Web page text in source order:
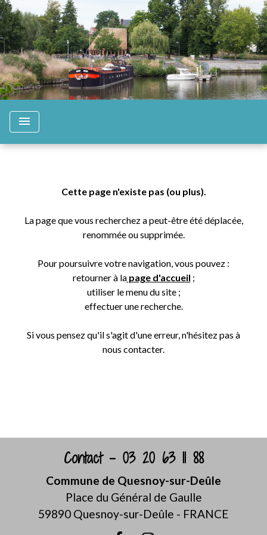
menu
Cette page n'existe pas (ou plus).
La page que vous recherchez a peut-être été déplacée,
renommée ou supprimée.
Pour poursuivre votre navigation, vous pouvez :
retourner à la page d'accueil ;
utiliser le menu du site ;
effectuer une recherche.
Si vous pensez qu'il s'agit d'une erreur, n'hésitez pas à
nous contacter.
Contact - 03 20 63 11 88
Commune de Quesnoy-sur-Deûle
Place du Général de Gaulle
59890 Quesnoy-sur-Deûle - FRANCE